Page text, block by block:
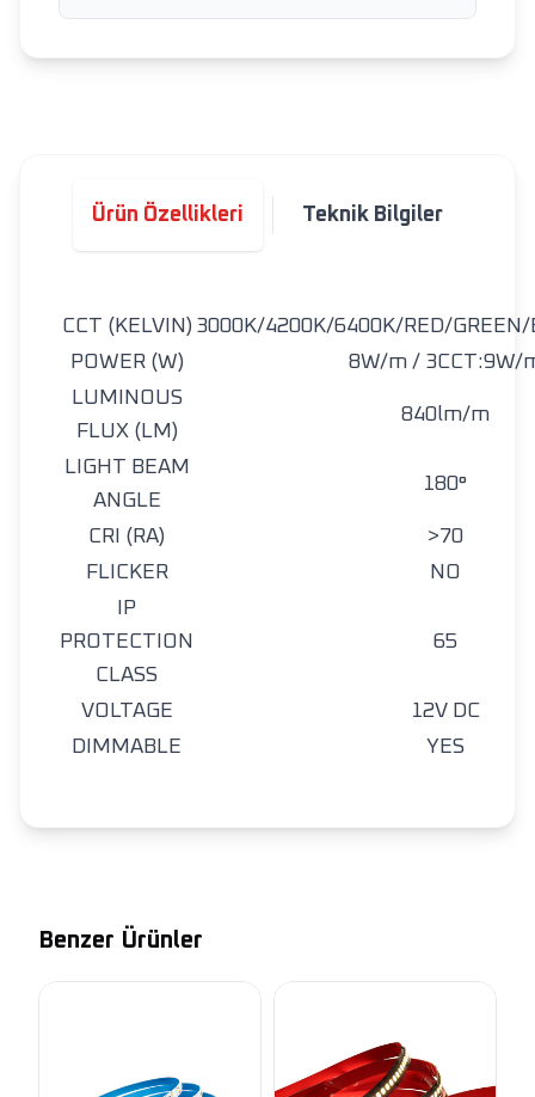
Ürün Özellikleri Teknik Bilgiler
CCT (KELVIN) 3000K/4200K/6400K/RED/GREEN/
POWER (W)
8W/m / 3CCT:9W/
LUMINOUS
FLUX (LM)
840lm/m
LIGHT BEAM
ANGLE
180°
CRI (RA)
>70
FLICKER
NO
IP
PROTECTION
CLASS
65
VOLTAGE
12V DC
DIMMABLE
YES
Benzer Ürünler